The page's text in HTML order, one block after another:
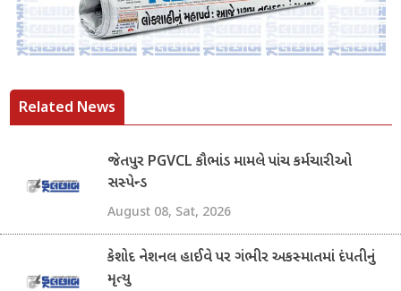
Related News
જેતપુર PGVCL કૌભાંડ મામલે પાંચ કર્મચારીઓ
સસ્પેન્ડ
August 08, Sat, 2026
કેશોદ નેશનલ હાઈવે પર ગંભીર અકસ્માતમાં દંપતીનું
મૃત્યુ